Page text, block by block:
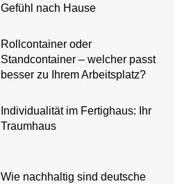
Gefühl nach Hause
Rollcontainer oder
Standcontainer – welcher passt
besser zu Ihrem Arbeitsplatz?
Individualität im Fertighaus: Ihr
Traumhaus
Wie nachhaltig sind deutsche